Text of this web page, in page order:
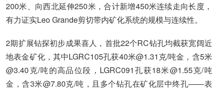
200米、向西北延伸250米，合计新增450米连续走向长度，
有力证实Leo Grande剪切带内矿化系统的规模与连续性。
2期扩展钻探初步成果喜人，首批22个RC钻孔均截获宽阔近
地表金矿化，其中LGRC105孔获40米@1.31克/吨金，含5米
@3.40克/吨的高品位段，LGRC091孔获18米@1.55克/吨
金，含3米@7.80克/吨，且多个钻孔在矿化层中终孔——表